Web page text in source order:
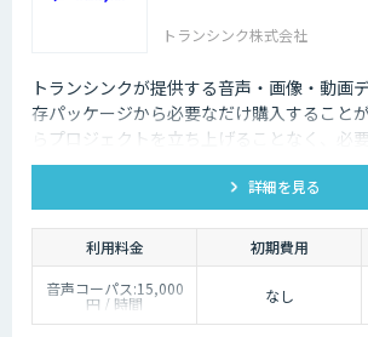
トランシンク株式会社
トランシンクが提供する音声・画像・動画
存パッケージから必要なだけ購入すること
らプロジェクトを立ち上げることなく、必
モデルの開発ができます。
詳細を見る
利用料金 初期費用
音声コーパス:15,000
円 / 時間
人物写真画像収集:300
なし